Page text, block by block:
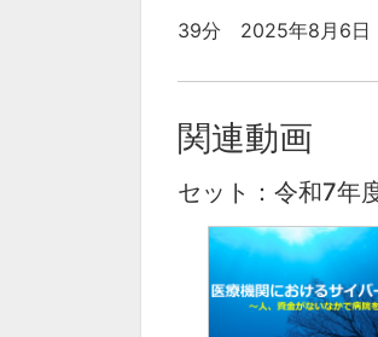
39分 2025年8月6日
関連動画
セット：令和7年